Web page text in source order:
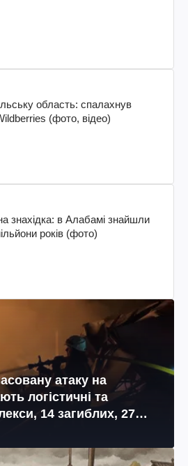
область: спалахнув
(фото, відео)
знахідка: в Алабамі знайшли
років (фото)
атаку на
логістичні та
14 загиблих, 27
відео)